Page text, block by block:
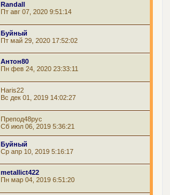
Randall
Пт авг 07, 2020 9:51:14
Буйный
Пт май 29, 2020 17:52:02
Антон80
Пн фев 24, 2020 23:33:11
Haris22
Вс дек 01, 2019 14:02:27
Препод48рус
Сб июл 06, 2019 5:36:21
Буйный
Ср апр 10, 2019 5:16:17
metallict422
Пн мар 04, 2019 6:51:20